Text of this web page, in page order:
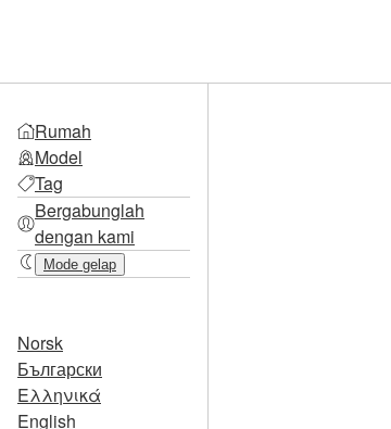
Rumah
Model
Tag
Bergabunglah
dengan kami
Mode gelap
Norsk
Български
Ελληνικά
English